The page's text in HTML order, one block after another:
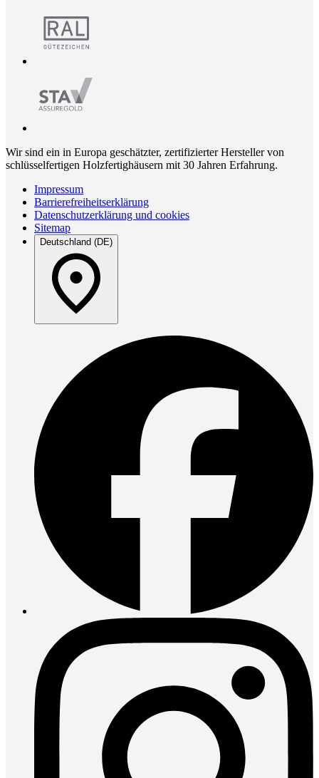
Wir sind ein in Europa geschätzter, zertifizierter Hersteller von
schlüsselfertigen Holzfertighäusern mit 30 Jahren Erfahrung.
Impressum
Barrierefreiheitserklärung
Datenschutzerklärung und cookies
Sitemap
Deutschland (DE)